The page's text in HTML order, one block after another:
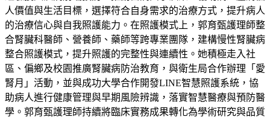
人價值與生活目標，選擇符合自身需求的治療方式，提升病人
的治療信心與自我照護能力。在照護模式上，郭育甄護理師整
合腎臟科醫師、營養師、藥師等跨專業團隊，建構慢性腎臟病
整合照護模式，提升照護的完整性與連續性。她積極走入社
區、偏鄉及校園推廣腎臟病防治教育，與衛生局合作辦理「愛
腎月」活動，並與成功大學合作開發LINE智慧照護系統，協
助病人進行健康管理與早期風險辨識，落實智慧醫療與預防醫
學。郭育甄護理師持續將臨床實務成果轉化為學術研究與品質